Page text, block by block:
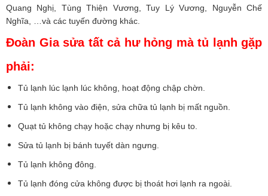
Quang Nghị, Tùng Thiện Vương, Tuy Lý Vương, Nguyễn Chế
Nghĩa, …và các tuyến đường khác.
Đoàn Gia sửa tất cả hư hỏng mà tủ lạnh gặp
phải:
Tủ lạnh lúc lạnh lúc không, hoạt động chập chờn.
Tủ lạnh không vào điện, sửa chữa tủ lạnh bị mất nguồn.
Quạt tủ không chạy hoặc chạy nhưng bị kêu to.
Sửa tủ lạnh bị bánh tuyết dàn ngưng.
Tủ lạnh không đông.
Tủ lạnh đóng cửa không được bị thoát hơi lạnh ra ngoài.